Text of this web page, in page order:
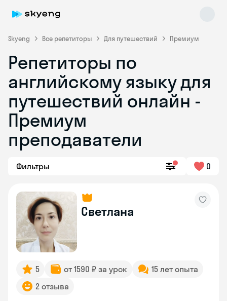
Skyeng Все репетиторы Для путешествий Премиум
Репетиторы по
английскому языку для
путешествий онлайн -
Премиум
преподаватели
Фильтры 0
Светлана
5 от 1590 ₽ за урок
15 лет опыта
2 отзыва
Skyeng Chat
online